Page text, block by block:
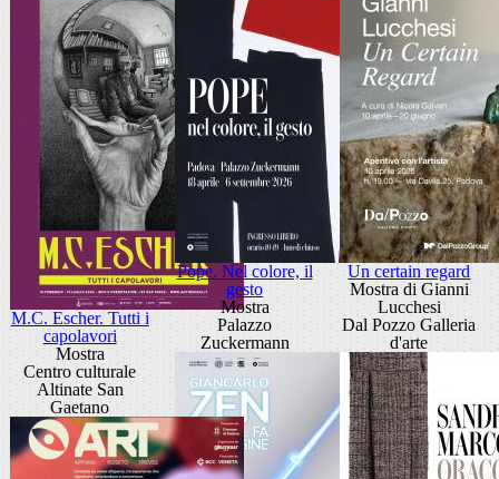
M.C. Escher. Tutti i
capolavori
Mostra
Centro culturale
Altinate San
Gaetano
Pope. Nel colore, il
gesto
Mostra
Palazzo
Zuckermann
Un certain regard
Mostra di Gianni
Lucchesi
Dal Pozzo Galleria
d'arte